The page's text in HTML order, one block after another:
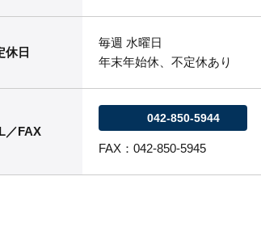
休日
毎週 水曜日
年末年始休、不定休あり
／FAX
042-850-5944
FAX：042-850-5945